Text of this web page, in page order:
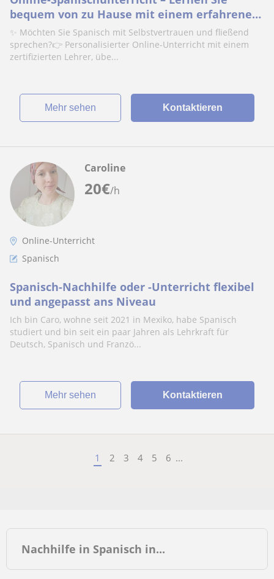
bequem von zu Hause mit einem erfahrenen
Lehrer (10+ Jahre) und garantiertem Erfolg
✨ Möchten Sie Spanisch mit Selbstvertrauen und fließend
sprechen?👉 Personalisierter Online-Unterricht mit einem
zertifizierten Lehrer, übe...
Mehr sehen Kontaktieren
20€/h
Caroline
Online-Unterricht
Spanisch
Spanisch-Nachhilfe oder -Unterricht flexibel
und angepasst ans Niveau
Ich bin Caro, wohne seit 2021 in Mexiko, habe Spanisch
studiert und bin seit ein paar Jahren als Lehrkraft für
Deutsch, Spanisch und Franzö...
Mehr sehen Kontaktieren
1 2 3 4 5 6 ...
Nachhilfe in Spanisch in...